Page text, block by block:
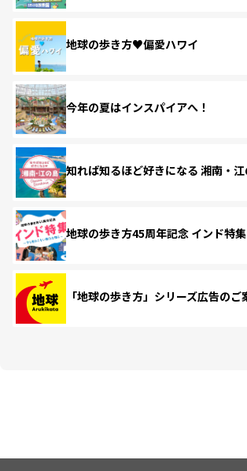
地球の歩き方♥偏愛ハワイ
今年の夏はインスパイアへ！
知れば知るほど好きになる 湘南・
地球の歩き方45周年記念 インド特集
「地球の歩き方」シリーズ広告のご